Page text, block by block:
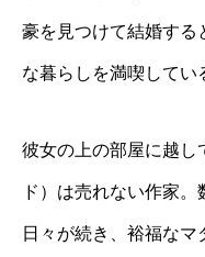
豪を見つけて結婚する
な暮らしを満喫してい
彼女の上の部屋に越し
ド）は売れない作家
日々が続き、裕福な